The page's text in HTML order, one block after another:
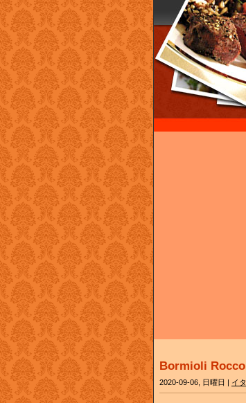
Bormioli
2020-09-06, 日曜日 | イ